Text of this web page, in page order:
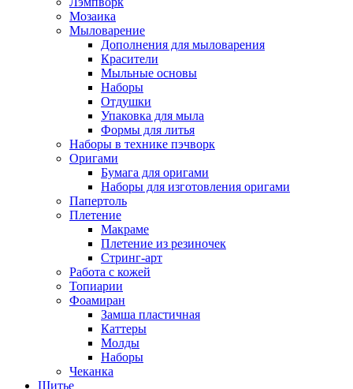
Мозаика
Мыловарение
Дополнения для мыловарения
Красители
Мыльные основы
Наборы
Отдушки
Упаковка для мыла
Формы для литья
Наборы в технике пэчворк
Оригами
Бумага для оригами
Наборы для изготовления оригами
Папертоль
Плетение
Макраме
Плетение из резиночек
Стринг-арт
Работа с кожей
Топиарии
Фоамиран
Замша пластичная
Каттеры
Молды
Наборы
Чеканка
Шитье